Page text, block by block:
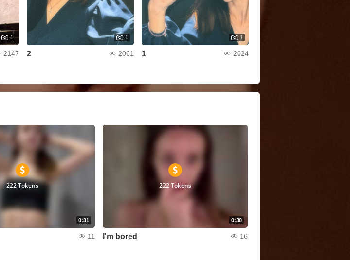
1
2147
1
2 2061
1
1 2024
0:31
222 Tokens
11
0:30
222 Tokens
I'm bored 16